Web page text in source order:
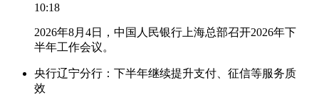
10:18
2026年8月4日，中国人民银行上海总部召开2026年下
半年工作会议。
央行辽宁分行：下半年继续提升支付、征信等服务质
效